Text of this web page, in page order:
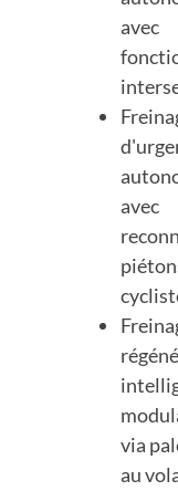
avec
avec
via
au